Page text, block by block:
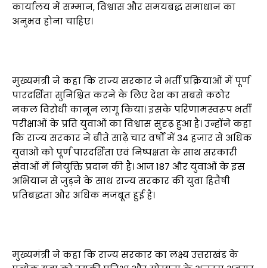
कार्यालय में सम्मान, विश्वास और समयबद्ध समाधान का
अनुभव होना चाहिए।
मुख्यमंत्री ने कहा कि राज्य सरकार ने भर्ती प्रक्रियाओं में पूर्ण
पारदर्शिता सुनिश्चित करने के लिए देश का सबसे कठोर
नकल विरोधी कानून लागू किया। इसके परिणामस्वरूप भर्ती
परीक्षाओं के प्रति युवाओं का विश्वास सुदृढ़ हुआ है। उन्होंने कहा
कि राज्य सरकार ने बीते साढ़े चार वर्षों में 34 हजार से अधिक
युवाओं को पूर्ण पारदर्शिता एवं निष्पक्षता के साथ सरकारी
सेवाओं में नियुक्ति प्रदान की है। आज 187 और युवाओं के इस
अभियान से जुड़ने के साथ राज्य सरकार की युवा हितैषी
प्रतिबद्धता और अधिक मजबूत हुई है।
मुख्यमंत्री ने कहा कि राज्य सरकार का लक्ष्य उत्तराखंड के